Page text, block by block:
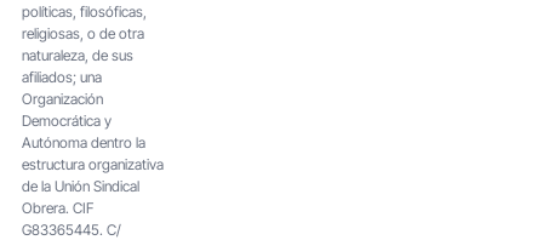
políticas, filosóficas,
religiosas, o de otra
naturaleza, de sus
afiliados; una
Organización
Democrática y
Autónoma dentro la
estructura organizativa
de la Unión Sindical
Obrera. CIF
G83365445. C/